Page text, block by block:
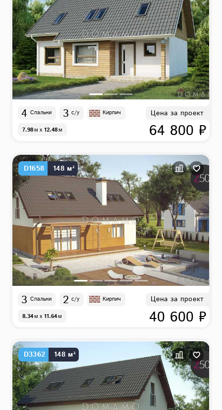
4 Спальни 3 с/у Кирпич
7.98м x 12.48м
Цена за проект
64 800 ₽
D1658 148 м²
3 Спальни 2 с/у Кирпич
8.34м x 11.64м
Цена за проект
40 600 ₽
D3362 148 м²